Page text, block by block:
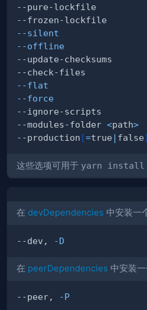
--silent
--offline
--flat
--force
--modules-folder <path>
--production [=true | false]
这些选项可用于 yarn install
在 devDependencies 中安装一
--dev, -D
在 peerDependencies 中安装
--peer, -P